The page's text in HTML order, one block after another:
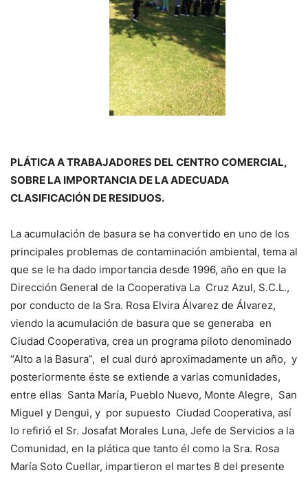
PLÁTICA A TRABAJADORES DEL CENTRO COMERCIAL,
SOBRE LA IMPORTANCIA DE LA ADECUADA
CLASIFICACIÓN DE RESIDUOS.
La acumulación de basura se ha convertido en uno de los
principales problemas de contaminación ambiental, tema al
que se le ha dado importancia desde 1996, año en que la
Dirección General de la Cooperativa La Cruz Azul, S.C.L.,
por conducto de la Sra. Rosa Elvira Álvarez de Álvarez,
viendo la acumulación de basura que se generaba en
Ciudad Cooperativa, crea un programa piloto denominado
“Alto a la Basura”, el cual duró aproximadamente un año, y
posteriormente éste se extiende a varias comunidades,
entre ellas Santa María, Pueblo Nuevo, Monte Alegre, San
Miguel y Dengui, y por supuesto Ciudad Cooperativa, así
lo refirió el Sr. Josafat Morales Luna, Jefe de Servicios a la
Comunidad, en la plática que tanto él como la Sra. Rosa
María Soto Cuellar, impartieron el martes 8 del presente